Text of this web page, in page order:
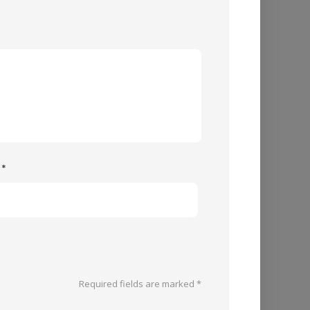
*
Required fields are marked *